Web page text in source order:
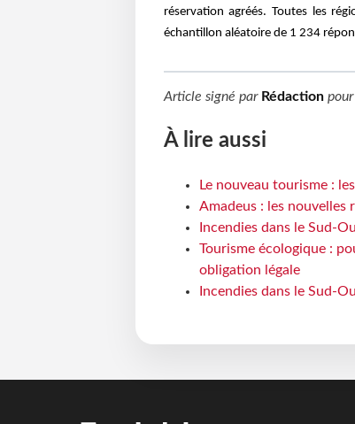
réservation agréés. Toutes les
échantillon aléatoire de 1 234
Article signé par Rédactionpour
À lire aussi
Le nouveau tourisme :
Amadeus : les nouvelles
Incendies dans le Sud-
Tourisme écologique :
obligation légale
Incendies dans le Sud-